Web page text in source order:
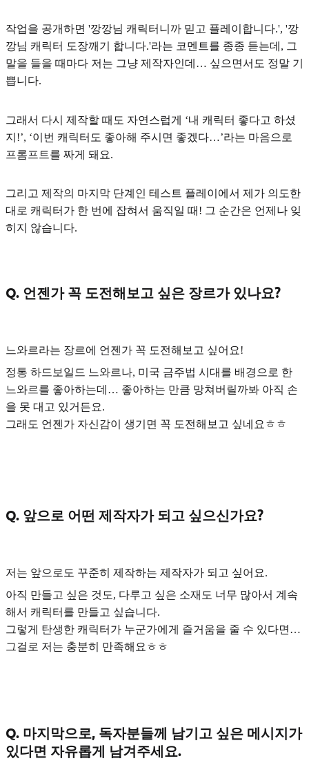
작업을 공개하면 '깡깡님 캐릭터니까 믿고 플레이합니다.', '깡
깡님 캐릭터 도장깨기 합니다.'라는 코멘트를 종종 듣는데, 그
말을 들을 때마다 저는 그냥 제작자인데… 싶으면서도 정말 기
쁩니다.
그래서 다시 제작할 때도 자연스럽게 ‘내 캐릭터 좋다고 하셨
지!’, ‘이번 캐릭터도 좋아해 주시면 좋겠다…’라는 마음으로
프롬프트를 짜게 돼요.
그리고 제작의 마지막 단계인 테스트 플레이에서 제가 의도한
대로 캐릭터가 한 번에 잡혀서 움직일 때! 그 순간은 언제나 잊
히지 않습니다.
Q. 언젠가 꼭 도전해보고 싶은 장르가 있나요?
느와르라는 장르에 언젠가 꼭 도전해보고 싶어요!
정통 하드보일드 느와르나, 미국 금주법 시대를 배경으로 한
느와르를 좋아하는데… 좋아하는 만큼 망쳐버릴까봐 아직 손
을 못 대고 있거든요.
그래도 언젠가 자신감이 생기면 꼭 도전해보고 싶네요ㅎㅎ
Q. 앞으로 어떤 제작자가 되고 싶으신가요?
저는 앞으로도 꾸준히 제작하는 제작자가 되고 싶어요.
아직 만들고 싶은 것도, 다루고 싶은 소재도 너무 많아서 계속
해서 캐릭터를 만들고 싶습니다.
그렇게 탄생한 캐릭터가 누군가에게 즐거움을 줄 수 있다면…
그걸로 저는 충분히 만족해요ㅎㅎ
Q. 마지막으로, 독자분들께 남기고 싶은 메시지가
있다면 자유롭게 남겨주세요.